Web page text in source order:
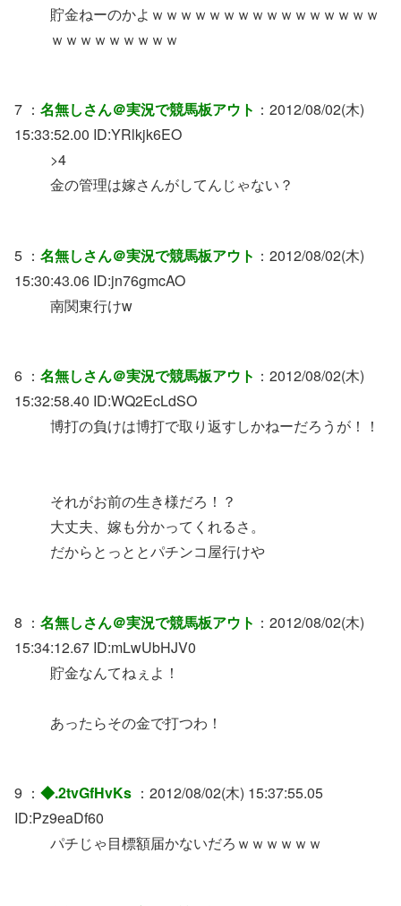
貯金ねーのかよｗｗｗｗｗｗｗｗｗｗｗｗｗｗｗｗ
ｗｗｗｗｗｗｗｗｗ
7 ： 名無しさん＠実況で競馬板アウト ：2012/08/02(木)
15:33:52.00 ID:YRlkjk6EO
>4
金の管理は嫁さんがしてんじゃない？
5 ： 名無しさん＠実況で競馬板アウト ：2012/08/02(木)
15:30:43.06 ID:jn76gmcAO
南関東行けw
6 ： 名無しさん＠実況で競馬板アウト ：2012/08/02(木)
15:32:58.40 ID:WQ2EcLdSO
博打の負けは博打で取り返すしかねーだろうが！！
それがお前の生き様だろ！？
大丈夫、嫁も分かってくれるさ。
だからとっととパチンコ屋行けや
8 ： 名無しさん＠実況で競馬板アウト ：2012/08/02(木)
15:34:12.67 ID:mLwUbHJV0
貯金なんてねぇよ！
あったらその金で打つわ！
9 ： ◆.2tvGfHvKs ：2012/08/02(木) 15:37:55.05
ID:Pz9eaDf60
パチじゃ目標額届かないだろｗｗｗｗｗｗ